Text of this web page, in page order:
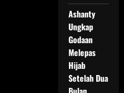
Ashanty
Ungkap
Godaan
Melepas
Hijab
Setelah Dua